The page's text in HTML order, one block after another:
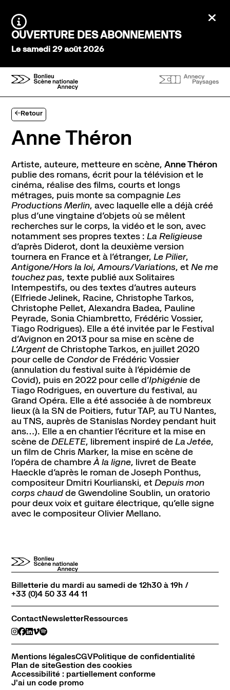
Information :
OUVERTURE DES ABONNEMENTS
Le samedi 29 août 2026
Retour
Anne Théron
Artiste, auteure, metteure en scène, Anne Théron
publie des romans, écrit pour la télévision et le
cinéma, réalise des films, courts et longs
métrages, puis monte sa compagnieLes
Productions Merlin, avec laquelle elle a déjà créé
plus d’une vingtaine d’objets où se mêlent
recherches sur le corps, la vidéo et le son, avec
notamment ses propres textes : La Religieuse
d’après Diderot, dont la deuxième version
tournera en France et à l’étranger, Le Pilier,
Antigone/Hors la loi,Amours/Variations, etNe me
touchez pas, texte publié aux Solitaires
Intempestifs, ou des textes d’autres auteurs
(Elfriede Jelinek, Racine, Christophe Tarkos,
Christophe Pellet, Alexandra Badea, Pauline
Peyrade, Sonia Chiambretto, Frédéric Vossier,
Tiago Rodrigues). Elle a été invitée par le Festival
d’Avignon en 2013 pour sa mise en scène de
L’Argentde Christophe Tarkos, en juillet 2020
pour celle de Condorde Frédéric Vossier
(annulation du festival suite à l’épidémie de
Covid), puis en 2022 pour celle d’Iphigéniede
Tiago Rodrigues, en ouverture du festival, au
Grand Opéra. Elle a été associée à de nombreux
lieux (à la SN de Poitiers, futur TAP, au TU Nantes,
au TNS, auprès de Stanislas Nordey pendant huit
ans…). Elle a en chantier l’écriture et la mise en
scène deDELETE, librement inspiré deLa Jetée,
un film de Chris Marker, la mise en scène de
l’opéra de chambreÀ la ligne, livret de Beate
Haeckle d’après le roman de Joseph Ponthus,
compositeur Dmitri Kourlianski, etDepuis mon
corps chaudde Gwendoline Soublin, un oratorio
pour deux voix et guitare électrique, qu’elle signe
avec le compositeur Olivier Mellano.
Billetterie du mardi au samedi de 12h30 à 19h /
+33 (0)4 50 33 44 11
ContactNewsletterRessources
Mentions légalesCGVPolitique de confidentialité
Plan de siteGestion des cookies
Accessibilité : partiellement conforme
J'ai un code promo
Agenda Saison 26→27
Au tour des enfants
Stayin'alive
Saisons précédentes
Ateliers de pratique
Créations participatives
Visites
À l’écoute
Tous les podcasts
Infos pratiques
Venir au théâtre
Abonnement, achat de places et tarifs
L'espace bar
Horaires et contacts
Accessibilité et handicap
La scène nationale
L'histoire du lieu
L’équipe
Soutiens et mécénat
Emplois
Pôle de création
Créations Made in Annecy
Programmes internationaux
Actualités
ContactNewsletterRessources